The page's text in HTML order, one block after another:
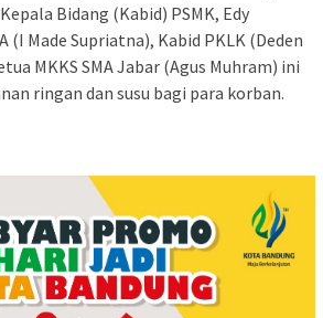
Bidang (Kabid) PSMK, Edy
(I Made Supriatna), Kabid PKLK (Deden
MKKS SMA Jabar (Agus Muhram) ini
ringan dan susu bagi para korban.